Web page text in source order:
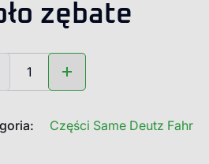
zębate
0.900.1381.2
Deutz
Części Same Deutz Fahr